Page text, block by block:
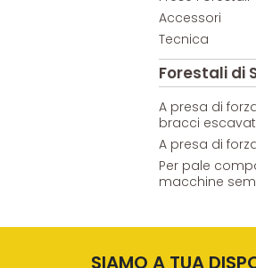
Accessori
Tecnica
Forestali di
A presa di
bracci
A presa di
Per pale
macchine
SIAMO A TUA